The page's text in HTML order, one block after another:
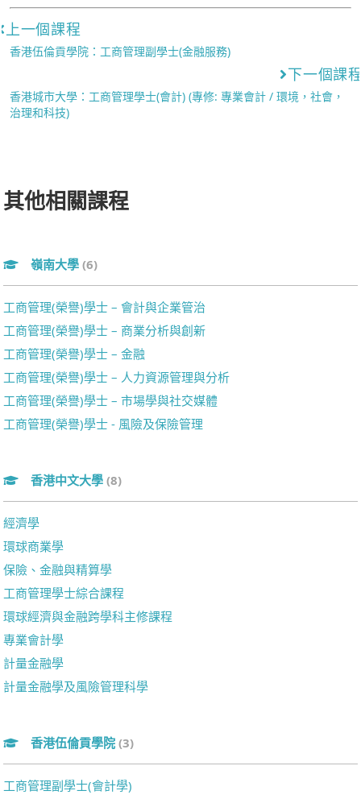
上一個課程
香港伍倫貢學院：工商管理副學士(金融服務)
下一個課
香港城市大學：工商管理學士(會計) (專修: 專業會計 / 環境，社會，
治理和科技)
其他相關課程
嶺南大學 (6)
工商管理(榮譽)學士 – 會計與企業管治
工商管理(榮譽)學士 – 商業分析與創新
工商管理(榮譽)學士 – 金融
工商管理(榮譽)學士 – 人力資源管理與分析
工商管理(榮譽)學士 – 市場學與社交媒體
工商管理(榮譽)學士 - 風險及保險管理
香港中文大學 (8)
經濟學
環球商業學
保險、金融與精算學
工商管理學士綜合課程
環球經濟與金融跨學科主修課程
專業會計學
計量金融學
計量金融學及風險管理科學
香港伍倫貢學院 (3)
工商管理副學士(會計學)